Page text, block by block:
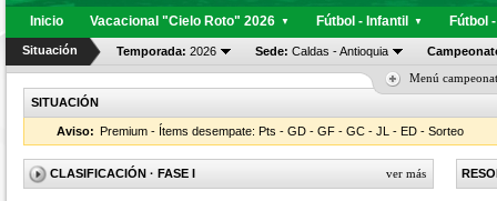
Inicio Vacacional "Cielo Roto" 2026 ▼ Fútbol - Infantil ▼ Fútbol
Situación Temporada: 2026 Sede: Caldas - Antioquia
Menú
SITUACIÓN
Aviso: Premium - Ítems desempate: Pts - GD - GF - GC - JL - ED - Sorteo
CLASIFICACIÓN · FASE I ver más